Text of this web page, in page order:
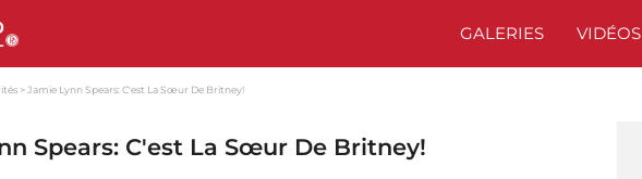
GALERIES VIDÉOS
Jamie Lynn Spears: C'est La Sœur De Britney!
Spears: C'est La Sœur De Britney!